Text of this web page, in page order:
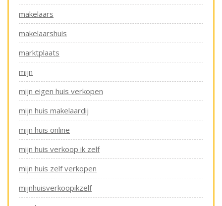
makelaars
makelaarshuis
marktplaats
mijn
mijn eigen huis verkopen
mijn huis makelaardij
mijn huis online
mijn huis verkoop ik zelf
mijn huis zelf verkopen
mijnhuisverkoopikzelf